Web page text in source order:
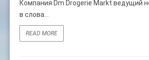
Компания Dm Drogerie Markt ведущий
в слова...
READ MORE